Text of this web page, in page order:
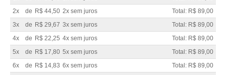
2x
de R$ 44,50 2x sem juros
Total: R$ 89,00
3x
de R$ 29,67 3x sem juros
Total: R$ 89,00
4x
de R$ 22,25 4x sem juros
Total: R$ 89,00
5x
de R$ 17,80 5x sem juros
Total: R$ 89,00
6x
de R$ 14,83 6x sem juros
Total: R$ 89,00